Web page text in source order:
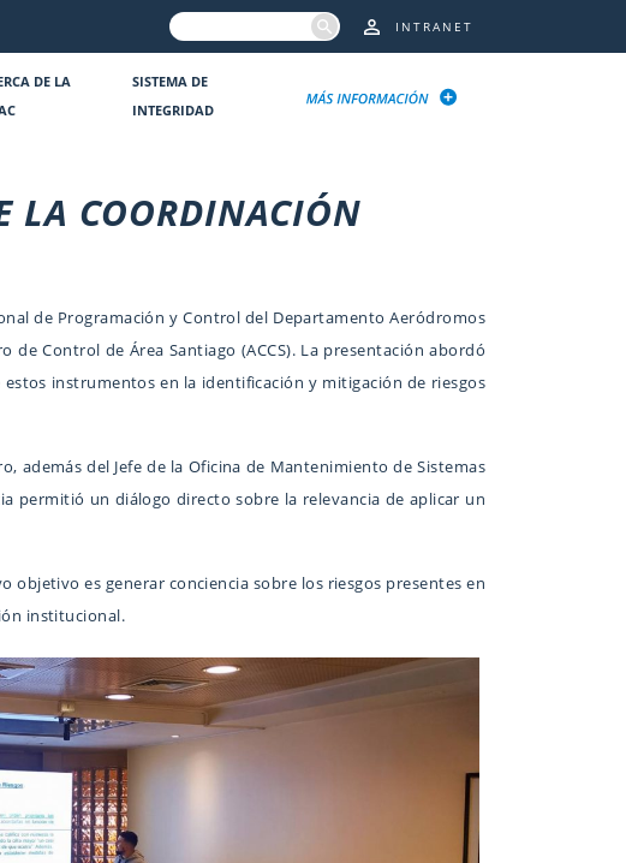
INTRANET
DE LA
SISTEMA DE
INTEGRIDAD
LA COORDINACIÓN
de Programación y Control del Departamento Aeródromos
de Control de Área Santiago (ACCS). La presentación abordó
instrumentos en la identificación y mitigación de riesgos
además del Jefe de la Oficina de Mantenimiento de Sistemas
permitió un diálogo directo sobre la relevancia de aplicar un
objetivo es generar conciencia sobre los riesgos presentes en
institucional.